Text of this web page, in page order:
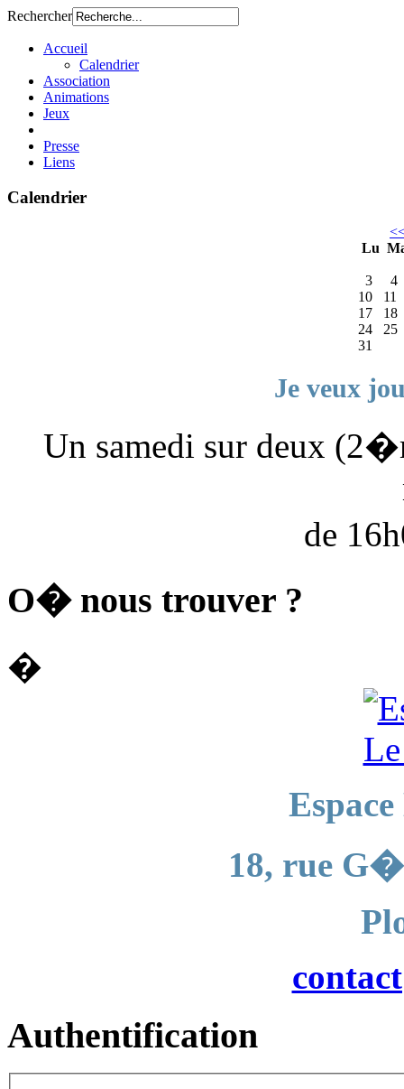
Rechercher
Accueil
Calendrier
Association
Animations
Jeux
Presse
Liens
Calendrier
Lu
3
4
10
11
17
18
24
25
31
Je veux
Un samedi sur deux
de
O� nous trouver ?
�
18, rue
Authentification